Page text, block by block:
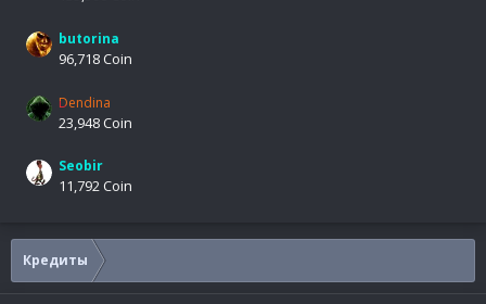
butorina
96,718 Coin
Dendina
23,948 Coin
Seobir
11,792 Coin
Кредиты